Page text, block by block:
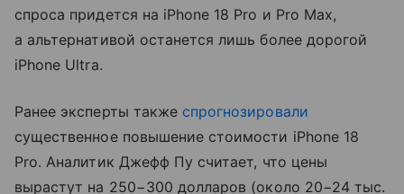
спроса придется на iPhone 18 Pro и Pro Max,
а альтернативой останется лишь более дорогой
iPhone Ultra.
Ранее эксперты также спрогнозировали
существенное повышение стоимости iPhone 18
Pro. Аналитик Джефф Пу считает, что цены
вырастут на 250−300 долларов (около 20−24 тыс.